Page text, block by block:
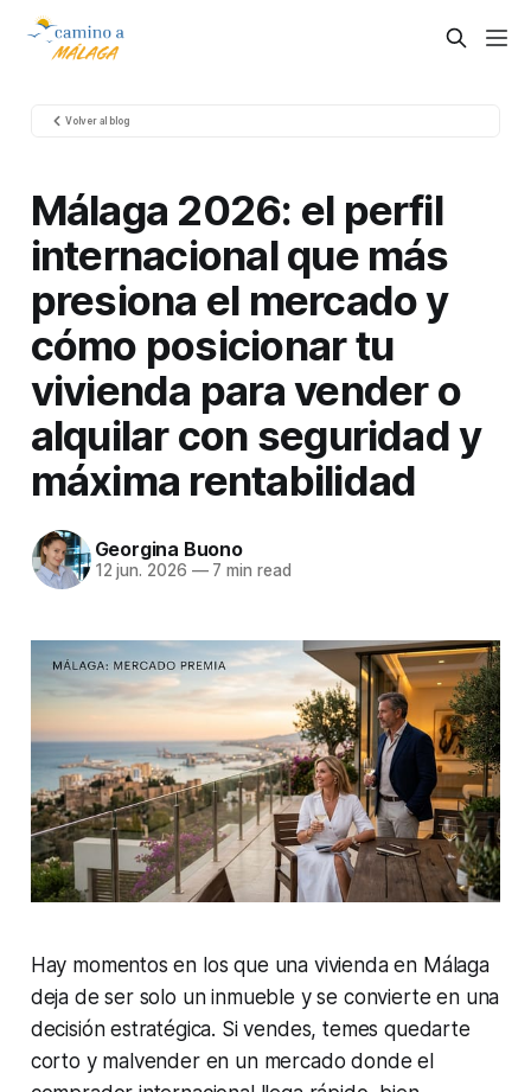
Volver al blog
Málaga 2026: el perfil
internacional que más
presiona el mercado y
cómo posicionar tu
vivienda para vender o
alquilar con seguridad y
máxima rentabilidad
Georgina Buono
12 jun. 2026 —7 min read
Hay momentos en los que una vivienda en Málaga
deja de ser solo un inmueble y se convierte en una
decisión estratégica. Si vendes, temes quedarte
corto y malvender en un mercado donde el